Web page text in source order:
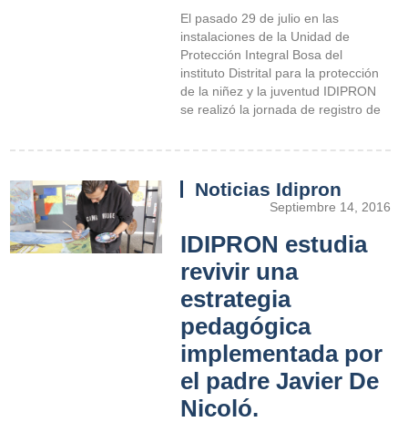
El pasado 29 de julio en las
instalaciones de la Unidad de
Protección Integral Bosa del
instituto Distrital para la protección
de la niñez y la juventud IDIPRON
se realizó la jornada de registro de
Noticias Idipron
Septiembre 14, 2016
IDIPRON estudia
revivir una
estrategia
pedagógica
implementada por
el padre Javier De
Nicoló.